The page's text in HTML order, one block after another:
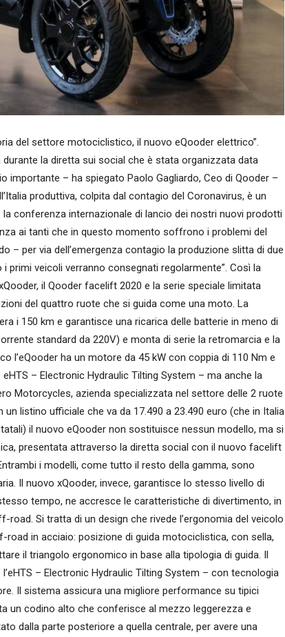
del settore motociclistico, il nuovo eQooder elettrico”.
la diretta sui social che è stata organizzata data
importante – ha spiegato Paolo Gagliardo, Ceo di Qooder –
produttiva, colpita dal contagio del Coronavirus, è un
conferenza internazionale di lancio dei nostri nuovi prodotti
ai tanti che in questo momento soffrono i problemi del
– per via dell’emergenza contagio la produzione slitta di due
primi veicoli verranno consegnati regolarmente”. Così la
il Qooder facelift 2020 e la serie speciale limitata
del quattro ruote che si guida come una moto. La
i 150 km e garantisce una ricarica delle batterie in meno di
standard da 220V) e monta di serie la retromarcia e la
l’eQooder ha un motore da 45 kW con coppia di 110 Nm e
– Electronic Hydraulic Tilting System – ma anche la
Motorcycles, azienda specializzata nel settore delle 2 ruote
listino ufficiale che va da 17.490 a 23.490 euro (che in Italia
il nuovo eQooder non sostituisce nessun modello, ma si
presentata attraverso la diretta social con il nuovo facelift
i modelli, come tutto il resto della gamma, sono
Il nuovo xQooder, invece, garantisce lo stesso livello di
tempo, ne accresce le caratteristiche di divertimento, in
road. Si tratta di un design che rivede l’ergonomia del veicolo
in acciaio: posizione di guida motociclistica, con sella,
il triangolo ergonomico in base alla tipologia di guida. Il
– Electronic Hydraulic Tilting System – con tecnologia
Il sistema assicura una migliore performance su tipici
un codino alto che conferisce al mezzo leggerezza e
dalla parte posteriore a quella centrale, per avere una